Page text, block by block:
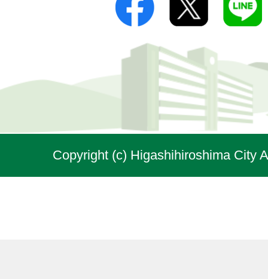
Copyright (c) Higashihiroshima City